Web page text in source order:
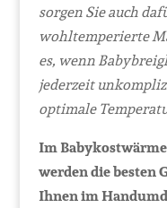
sorgen Sie auch
wohltemperierte
es, wenn
jederzeit
optimale
Im
werden die besten
Ihnen im